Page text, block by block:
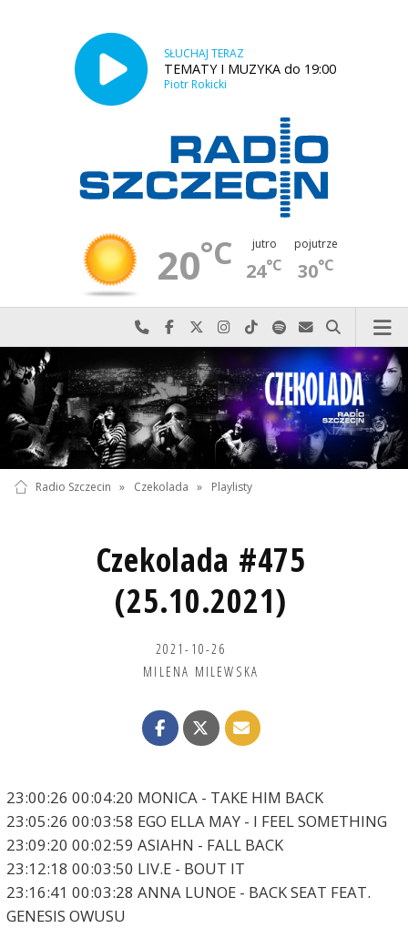
SŁUCHAJ TERAZ
TEMATY I MUZYKA do 19:00
Piotr Rokicki
20°C jutro
24°C
pojutrze
30°C
Najlepiej po prostu do nas zadzwoń
Odwiedź nas na Facebook-u
Odwiedź nas na X
Odwiedź nas na Instagram-ie
Odwiedź nas na TikTok-u
Szukaj nas na Spotify
Wyślij do nas
Szukaj
Radio Szczecin » Czekolada » Playlisty
Czekolada #475
(25.10.2021)
2021-10-26
MILENA MILEWSKA
23:00:26 00:04:20 MONICA - TAKE HIM BACK
23:05:26 00:03:58 EGO ELLA MAY - I FEEL SOMETHING
23:09:20 00:02:59 ASIAHN - FALL BACK
23:12:18 00:03:50 LIV.E - BOUT IT
23:16:41 00:03:28 ANNA LUNOE - BACK SEAT FEAT.
GENESIS OWUSU